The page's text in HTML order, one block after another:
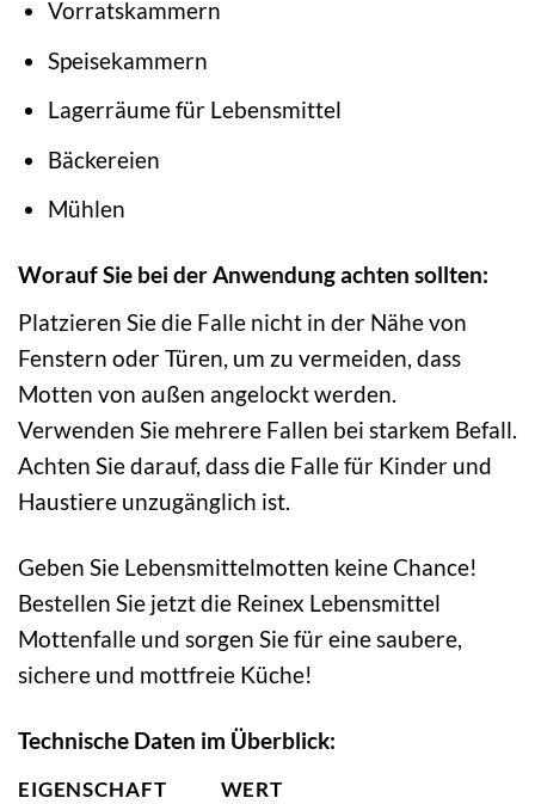
Vorratskammern
Speisekammern
Lagerräume für Lebensmittel
Bäckereien
Mühlen
Worauf Sie bei der Anwendung achten sollten:
Platzieren Sie die Falle nicht in der Nähe von
Fenstern oder Türen, um zu vermeiden, dass
Motten von außen angelockt werden.
Verwenden Sie mehrere Fallen bei starkem Befall.
Achten Sie darauf, dass die Falle für Kinder und
Haustiere unzugänglich ist.
Geben Sie Lebensmittelmotten keine Chance!
Bestellen Sie jetzt die Reinex Lebensmittel
Mottenfalle und sorgen Sie für eine saubere,
sichere und mottfreie Küche!
Technische Daten im Überblick:
EIGENSCHAFT WERT